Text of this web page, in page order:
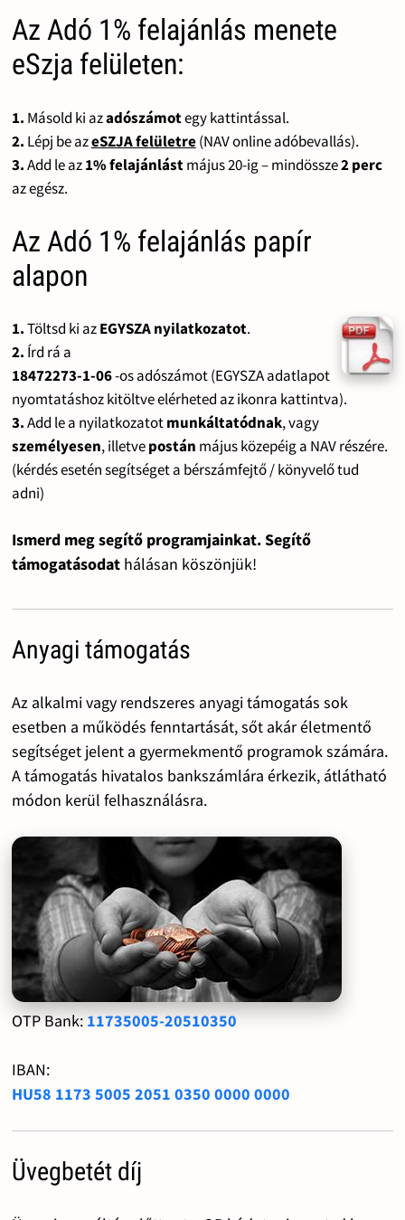
Az Adó 1% felajánlás menete
eSzja felületen:
1. Másold ki azadószámotegy kattintással.
2. Lépj be azeSZJA felületre(NAV online adóbevallás).
3.Add le az1% felajánlástmájus 20-ig – mindössze2 perc
az egész.
Az Adó 1% felajánlás papír
alapon
1.Töltsd ki azEGYSZA nyilatkozatot.
2. Írd rá a
18472273-1-06-os adószámot (EGYSZA adatlapot
nyomtatáshoz kitöltve elérheted az ikonra kattintva).
3.Add le a nyilatkozatotmunkáltatódnak, vagy
személyesen, illetvepostán május közepéig a NAV részére.
(kérdés esetén segítséget a bérszámfejtő / könyvelő tud
adni)
Ismerd meg segítő programjainkat. Segítő
támogatásodat hálásan köszönjük!
Anyagi támogatás
Az alkalmi vagy rendszeres anyagi támogatás sok
esetben a működés fenntartását, sőt akár életmentő
segítséget jelent a gyermekmentő programok számára.
A támogatás hivatalos bankszámlára érkezik, átlátható
módon kerül felhasználásra.
OTP Bank: 11735005-20510350
IBAN:
HU58 1173 5005 2051 0350 0000 0000
Üvegbetét díj